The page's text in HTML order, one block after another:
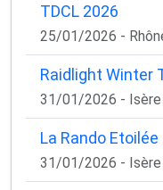
Oui, je veux
Aucun spam,
TDCL 2026
25/01/2026 -
Raidlight Winter
31/01/2026 - Isère
La Rando Etoilée
31/01/2026 - Isère